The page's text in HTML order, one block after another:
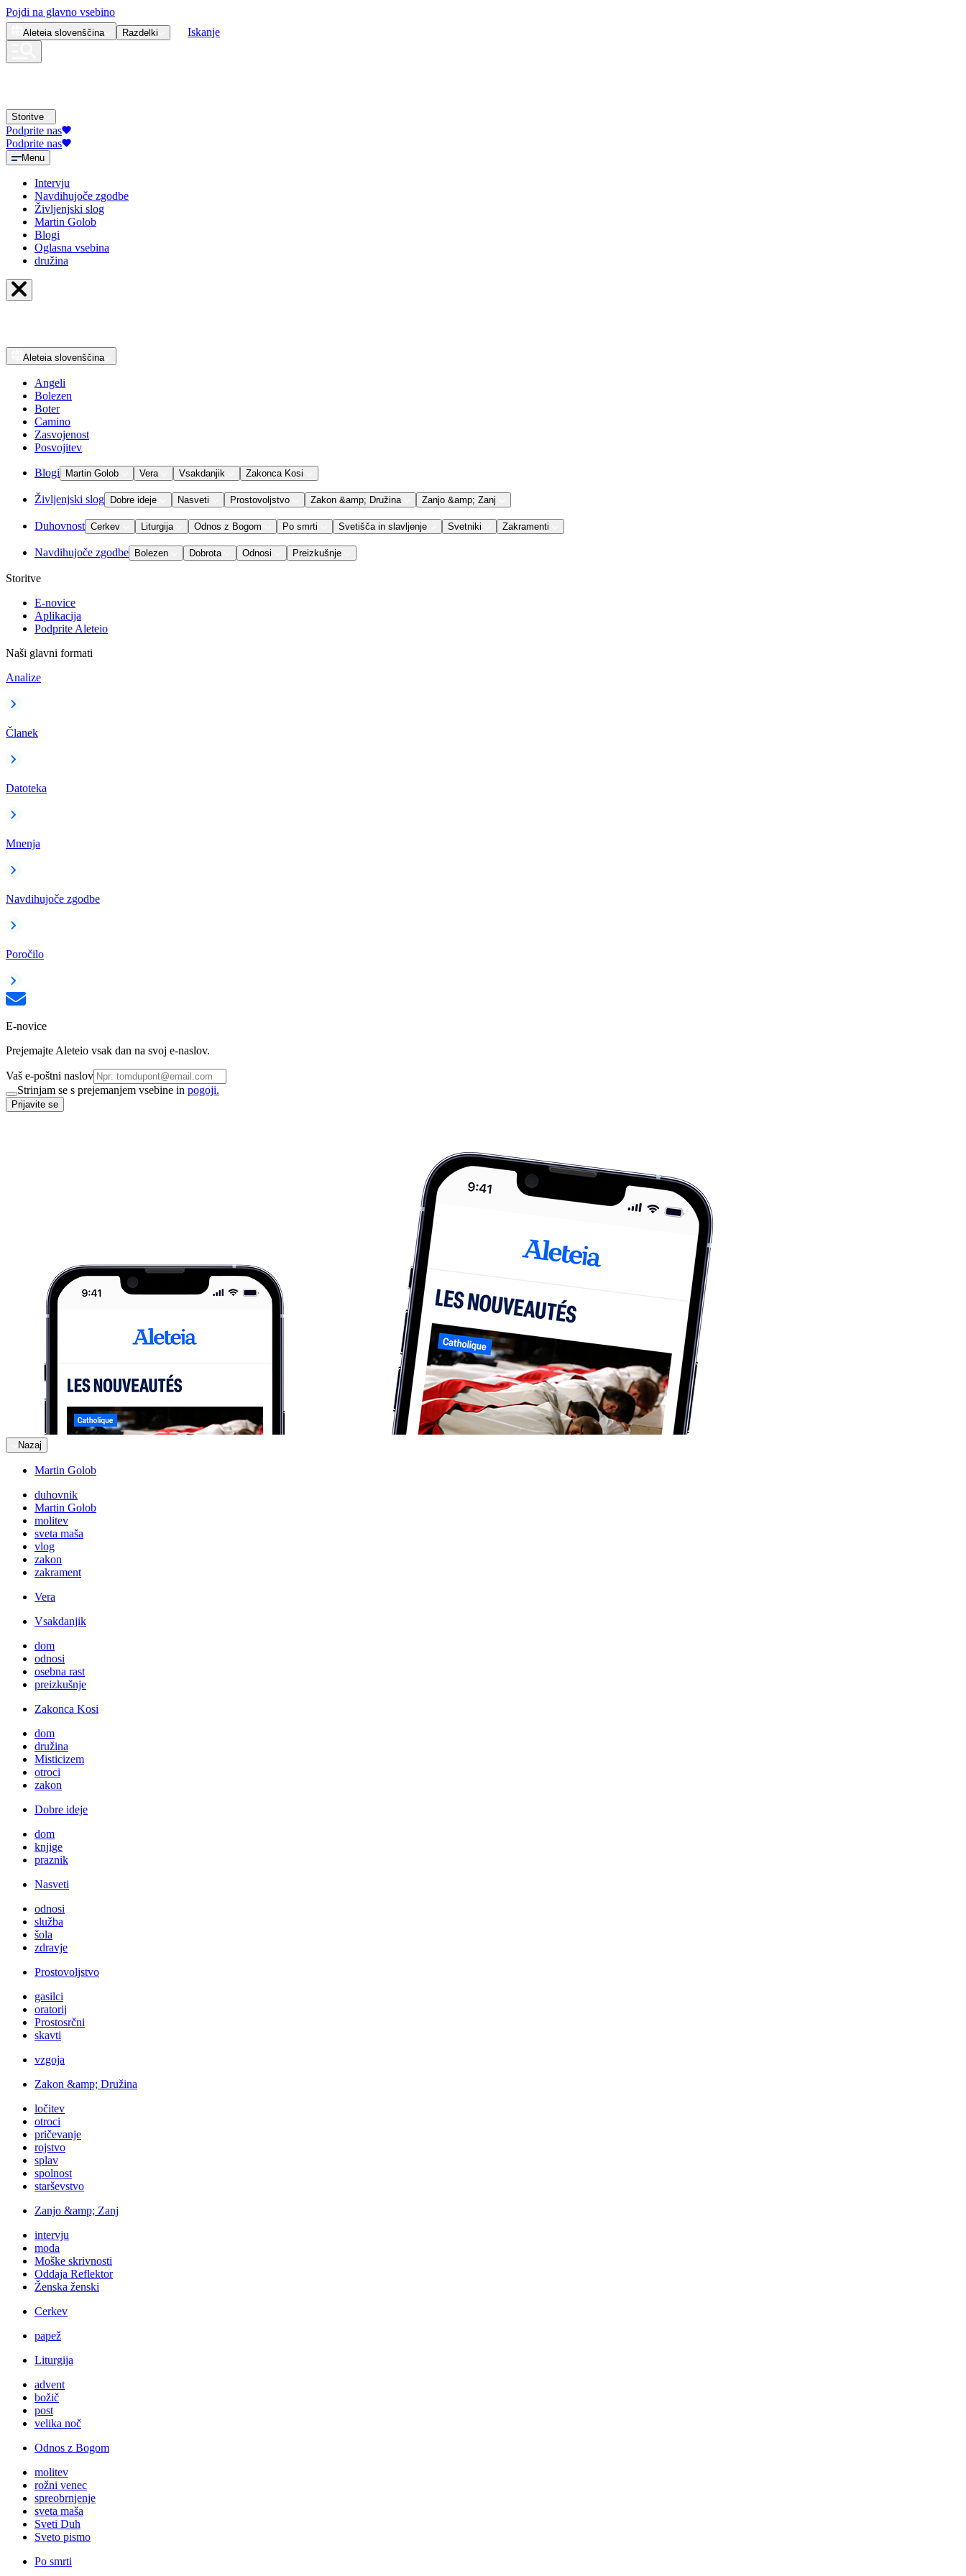
Pojdi na glavno vsebino
Aleteia slovenščina Razdelki Iskanje
Storitve
Podprite nas
Podprite nas
Menu
Intervju
Navdihujoče zgodbe
Življenjski slog
Martin Golob
Blogi
Oglasna vsebina
družina
Aleteia slovenščina
Angeli
Bolezen
Boter
Camino
Zasvojenost
Posvojitev
Blogi Martin Golob Vera Vsakdanjik Zakonca Kosi
Življenjski slog Dobre ideje Nasveti Prostovoljstvo Zakon &amp; Družina Zanjo &amp; Zanj
Duhovnost Cerkev Liturgija Odnos z Bogom Po smrti Svetišča in slavljenje Svetniki Zakramenti
Navdihujoče zgodbe Bolezen Dobrota Odnosi Preizkušnje
Storitve
E-novice
Aplikacija
Podprite Aleteio
Naši glavni formati
Analize
Članek
Datoteka
Mnenja
Navdihujoče zgodbe
Poročilo
E-novice
Prejemajte Aleteio vsak dan na svoj e-naslov.
Vaš e-poštni naslov
Strinjam se s prejemanjem vsebine in pogoji.
Prijavite se
Nazaj
Martin Golob
duhovnik
Martin Golob
molitev
sveta maša
vlog
zakon
zakrament
Vera
Vsakdanjik
dom
odnosi
osebna rast
preizkušnje
Zakonca Kosi
dom
družina
Misticizem
otroci
zakon
Dobre ideje
dom
knjige
praznik
Nasveti
odnosi
služba
šola
zdravje
Prostovoljstvo
gasilci
oratorij
Prostosrčni
skavti
vzgoja
Zakon &amp; Družina
ločitev
otroci
pričevanje
rojstvo
splav
spolnost
starševstvo
Zanjo &amp; Zanj
intervju
moda
Moške skrivnosti
Oddaja Reflektor
Ženska ženski
Cerkev
papež
Liturgija
advent
božič
post
velika noč
Odnos z Bogom
molitev
rožni venec
spreobrnjenje
sveta maša
Sveti Duh
Sveto pismo
Po smrti